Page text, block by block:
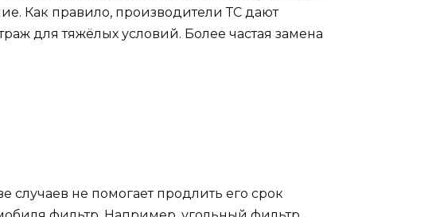
Как правило, производители ТС дают
для тяжёлых условий. Более частая замена
не помогает продлить его срок